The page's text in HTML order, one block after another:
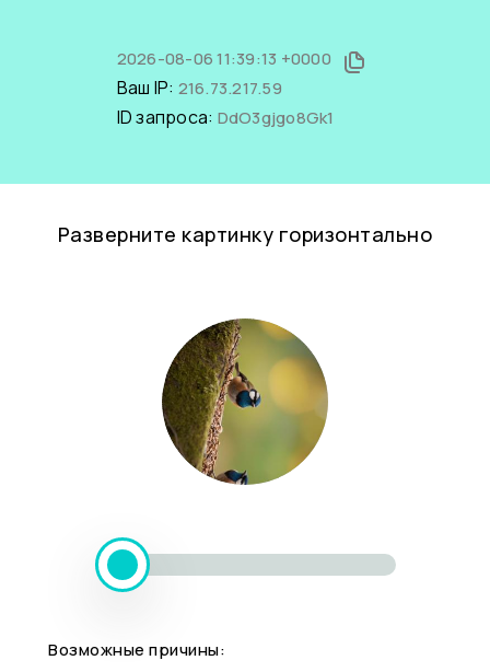
2026-08-06 11:39:13 +0000
Ваш IP: 216.73.217.59
ID запроса: DdO3gjgo8Gk1
Разверните картинку горизонтально
Возможные причины: